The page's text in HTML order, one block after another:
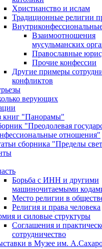
Христианство и ислам
Традиционные религии
Взаимоотношения
мусульманских
Православные
Прочие конфессии
Другие примеры
конфликтов
верующих
книг "Панорамы"
"Преодолевая
отношения"
сборника "Пределы
Борьба с ИНН и другими
машиночитаемыми
Место религии в
Религия и права человека
и силовые структуры
Соглашения и
сотрудничество
в Музее им.